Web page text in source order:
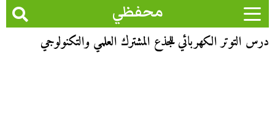
محفظي
درس التوتر الكهربائي للجذع المشترك العلمي والتكنولوجي